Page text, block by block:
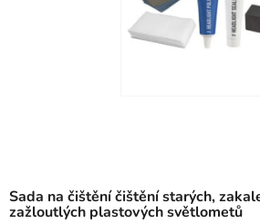
Sada na čištění čištění starých,
zažloutlých plastových světlometů